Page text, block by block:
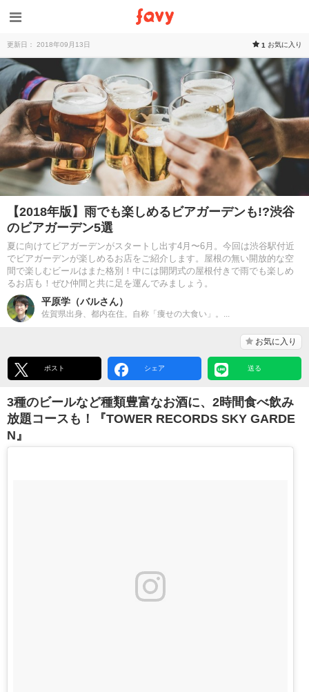
更新日： 2018年09月13日 1 お気に入り
【2018年版】雨でも楽しめるビアガーデンも!?渋谷
のビアガーデン5選
夏に向けてビアガーデンがスタートし出す4月〜6月。今回は渋谷駅付近
でビアガーデンが楽しめるお店をご紹介します。屋根の無い開放的な空
間で楽しむビールはまた格別！中には開閉式の屋根付きで雨でも楽しめ
るお店も！ぜひ仲間と共に足を運んでみましょう。
平原学（バルさん）
佐賀県出身、都内在住。自称「痩せの大食い」。...
お気に入り
ポスト シェア 送る
3種のビールなど種類豊富なお酒に、2時間食べ飲み
放題コースも！『TOWER RECORDS SKY GARDE
N』